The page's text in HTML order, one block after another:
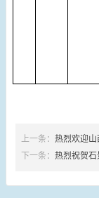
上一条：热烈欢迎
下一条：热烈祝贺